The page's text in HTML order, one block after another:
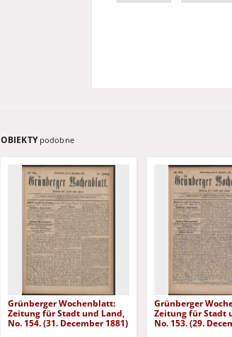
OBIEKTY podobne
Grünberger Wochenblatt:
Zeitung für Stadt und Land,
No. 154. (31. December 1881)
Grünberger
Zeitung für Stadt
No. 153. (29.